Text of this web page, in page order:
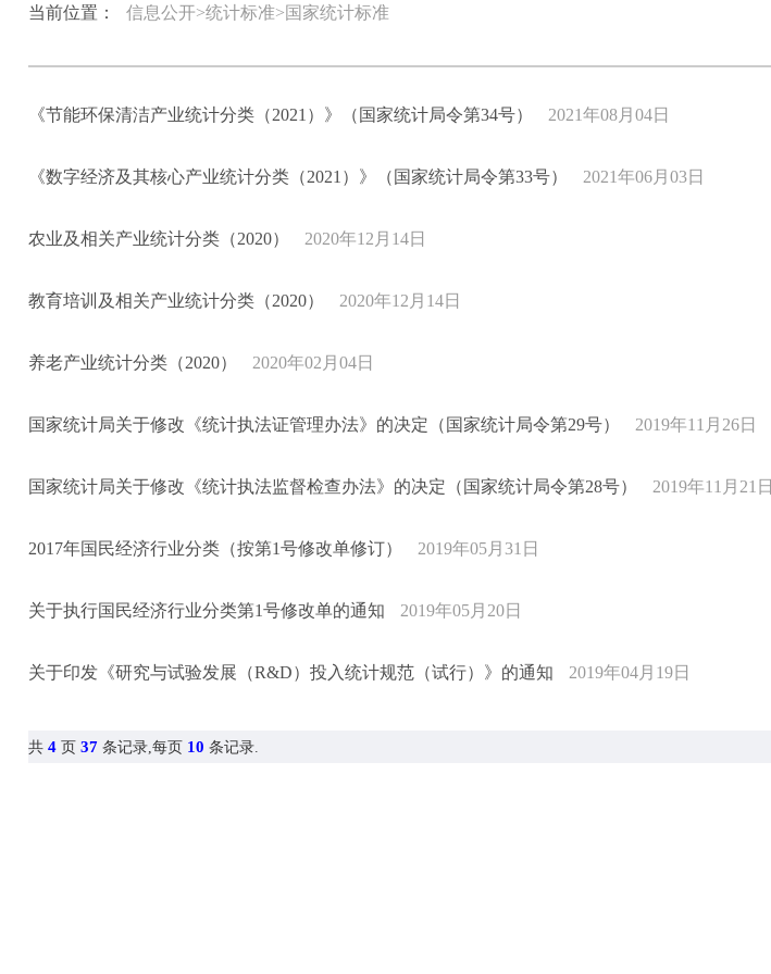
当前位置： 信息公开>统计标准>国家统计标准
《节能环保清洁产业统计分类（2021）》（国家统计局令第34号） 2021年08月04日
《数字经济及其核心产业统计分类（2021）》（国家统计局令第33号） 2021年06月03日
农业及相关产业统计分类（2020） 2020年12月14日
教育培训及相关产业统计分类（2020） 2020年12月14日
养老产业统计分类（2020） 2020年02月04日
国家统计局关于修改《统计执法证管理办法》的决定（国家统计局令第29号） 2019年11月26日
国家统计局关于修改《统计执法监督检查办法》的决定（国家统计局令第28号） 2019年11月21日
2017年国民经济行业分类（按第1号修改单修订） 2019年05月31日
关于执行国民经济行业分类第1号修改单的通知 2019年05月20日
关于印发《研究与试验发展（R&D）投入统计规范（试行）》的通知 2019年04月19日
共 4 页 37 条记录,每页 10 条记录.